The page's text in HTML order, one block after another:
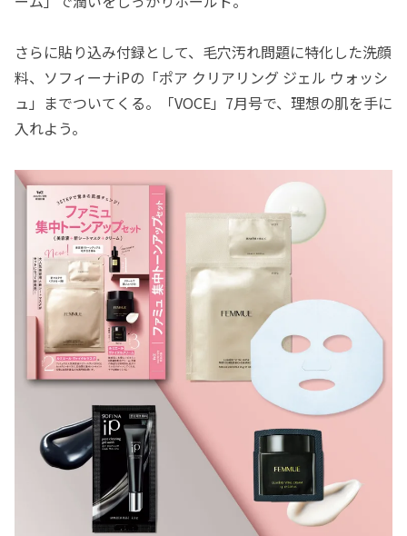
さらに貼り込み付録として、毛穴汚れ問題に特化した洗顔
料、ソフィーナiPの「ポア クリアリング ジェル ウォッシ
ュ」までついてくる。「VOCE」7月号で、理想の肌を手に
入れよう。